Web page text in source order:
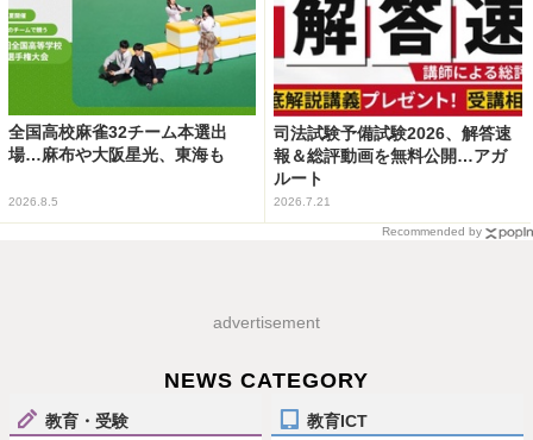
全国高校麻雀32チーム本選出
場…麻布や大阪星光、東海も
2026.8.5
司法試験予備試験2026、解答速
報＆総評動画を無料公開…アガ
ルート
2026.7.21
Recommended by
advertisement
NEWS CATEGORY
教育・受験 教育ICT